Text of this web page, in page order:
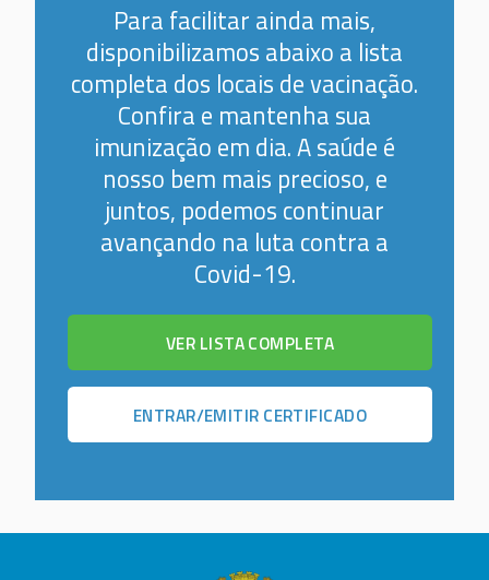
Para facilitar ainda mais,
disponibilizamos abaixo a lista
completa dos locais de vacinação.
Confira e mantenha sua
imunização em dia. A saúde é
nosso bem mais precioso, e
juntos, podemos continuar
avançando na luta contra a
Covid-19.
VER LISTA COMPLETA
ENTRAR/EMITIR CERTIFICADO